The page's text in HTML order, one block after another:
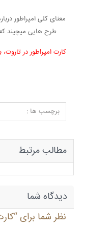
معنای کلی امپراطور
طرح هایی میچیند که
کارت امپراطور در
برچسب ها :
مطالب مرتبط
دیدگاه شما
نظر شما برای